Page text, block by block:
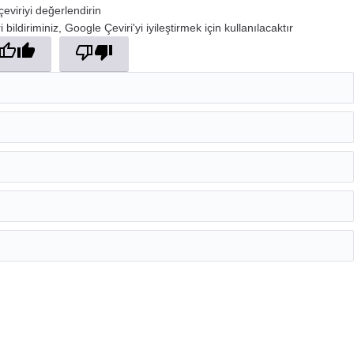
değerlendirin
bildiriminiz, Google Çeviri'yi iyileştirmek için kullanılacaktır